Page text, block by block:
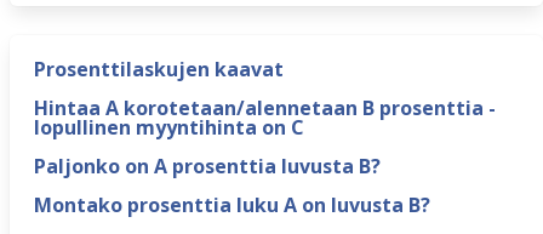
Prosenttilaskujen kaavat
Hintaa A korotetaan/alennetaan B prosenttia -
lopullinen myyntihinta on C
Paljonko on A prosenttia luvusta B?
Montako prosenttia luku A on luvusta B?